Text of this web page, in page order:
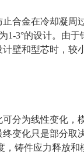
合金在冷却凝周
1-3°的设计。由于
壁和型芯时，较
分为线性变化，
变化只是部分取
，铸件应力释放和